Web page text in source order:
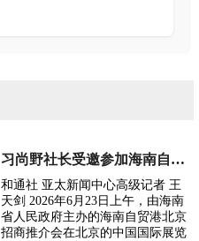
习尚野社长受邀参加海南自贸港北京招商推介会
和通社 亚太新闻中心高级记者 王
天剑 2026年6月23日上午，由海南
省人民政府主办的海南自贸港北京
招商推介会在北京的中国国际展览